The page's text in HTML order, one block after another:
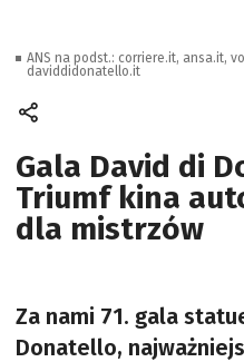
Gala David di
Triumf kina
dla mistrzów
Za nami 71. gala
Donatello,
ANS na podst.: corriere.it, ansa.it,
daviddidonatello.it